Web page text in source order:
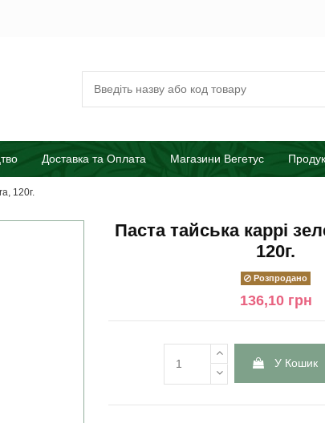
Доставка та Оплата Магазини Вегетус
120г.
Паста тайська каррі
120г.
Розпродано
136,10 грн
У Кошик